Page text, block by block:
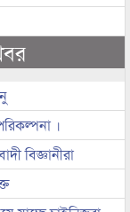
।
বিজ্ঞানীরা